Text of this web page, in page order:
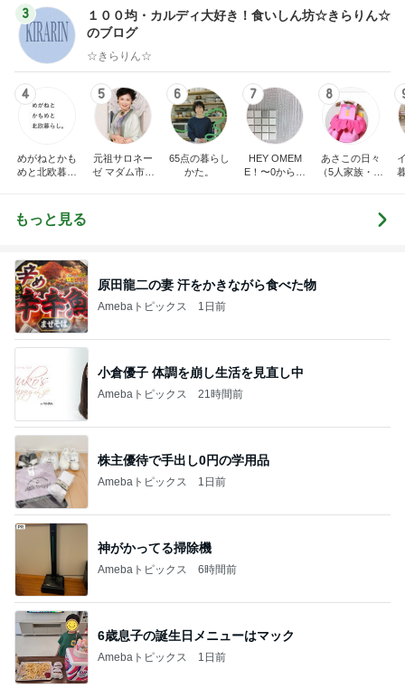
3
１００均・カルディ大好き！食いしん坊☆きらりん☆
のブログ
☆きらりん☆
4
めがねとかも
めと北欧暮ら
5
元祖サロネー
ゼ マダム市川
6
65点の暮らし
かた。
7
HEY OMEM
E！〜0からの
8
あさこの日々
（5人家族・投
もっと見る
原田龍二の妻 汗をかきながら食べた物
Amebaトピックス 1日前
小倉優子 体調を崩し生活を見直し中
Amebaトピックス 21時間前
株主優待で手出し0円の学用品
Amebaトピックス 1日前
神がかってる掃除機
Amebaトピックス 6時間前
6歳息子の誕生日メニューはマック
Amebaトピックス 1日前